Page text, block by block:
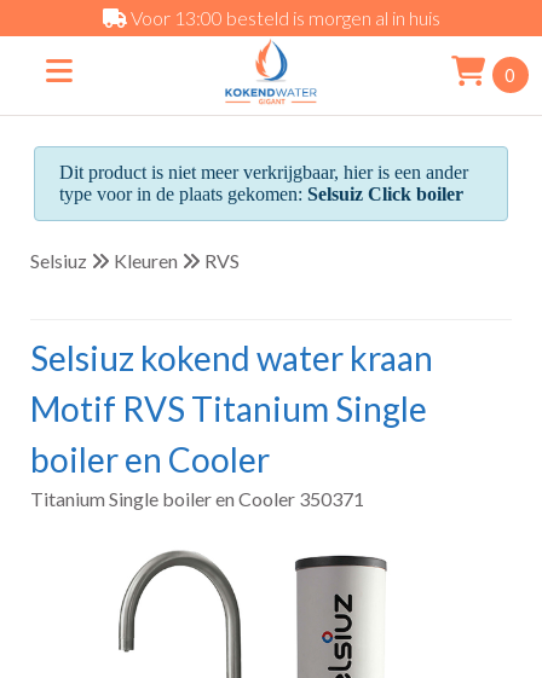
Voor 13:00 besteld is morgen al in huis
0
Dit product is niet meer verkrijgbaar, hier is een ander
type voor in de plaats gekomen:Selsuiz Click boiler
Selsiuz Kleuren RVS
Selsiuz kokend water kraan
Motif RVS Titanium Single
boiler en Cooler
Titanium Single boiler en Cooler 350371